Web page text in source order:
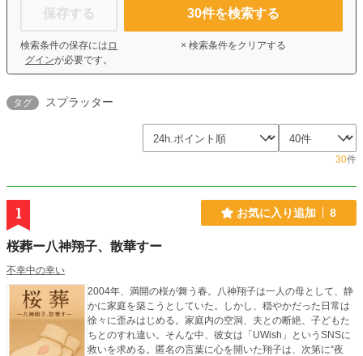
保存する
検索条件の保存には ロ
グインが必要です。
30件を検索する
× 検索条件をクリアする
タグ スプラッター
30件
1 お気に入り追加 8
桜葬ー八神翔子、散華すー
不幸中の幸い
2004年、満開の桜が舞う春。八神翔子は一人の母として、静
かに家庭を築こうとしていた。しかし、穏やかだった日常は
徐々に歪みはじめる。家庭内の空洞、夫との断絶、子どもた
ちとのすれ違い。そんな中、彼女は「UWish」というSNSに
救いを求める。匿名の言葉に心を開いた翔子は、次第に“夜